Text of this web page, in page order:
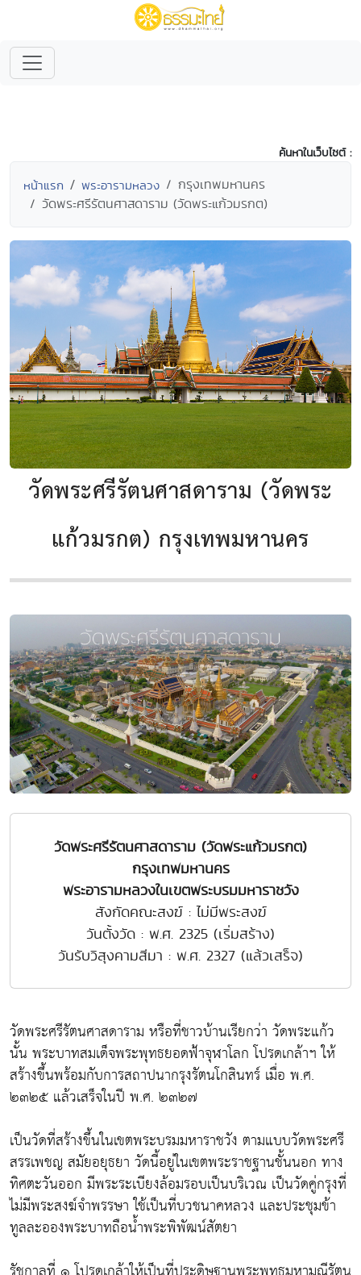
ค้นหาในเว็บไซต์ :
หน้าแรก พระอารามหลวง
กรุงเทพมหานคร
วัดพระศรีรัตนศาสดาราม (วัดพระแก้วมรกต)
วัดพระศรีรัตนศาสดาราม (วัดพระ
แก้วมรกต) กรุงเทพมหานคร
วัดพระศรีรัตนศาสดาราม (วัดพระแก้วมรกต)
กรุงเทพมหานคร
พระอารามหลวงในเขตพระบรมมหาราชวัง
สังกัดคณะสงฆ์ : ไม่มีพระสงฆ์
วันตั้งวัด : พ.ศ. 2325 (เริ่มสร้าง)
วันรับวิสุงคามสีมา : พ.ศ. 2327 (แล้วเสร็จ)
วัดพระศรีรัตนศาสดาราม หรือที่ชาวบ้านเรียกว่า วัดพระแก้ว
นั้น พระบาทสมเด็จพระพุทธยอดฟ้าจุฬาโลก โปรดเกล้าฯ ให้
สร้างขึ้นพร้อมกับการสถาปนากรุงรัตนโกสินทร์ เมื่อ พ.ศ.
๒๓๒๕ แล้วเสร็จในปี พ.ศ. ๒๓๒๗
เป็นวัดที่สร้างขึ้นในเขตพระบรมมหาราชวัง ตามแบบวัดพระศรี
สรรเพชญ สมัยอยุธยา วัดนี้อยู่ในเขตพระราชฐานชั้นนอก ทาง
ทิศตะวันออก มีพระระเบียงล้อมรอบเป็นบริเวณ เป็นวัดคู่กรุงที่
ไม่มีพระสงฆ์จำพรรษา ใช้เป็นที่บวชนาคหลวง และประชุมข้า
ทูลละอองพระบาทถือน้ำพระพิพัฒน์สัตยา